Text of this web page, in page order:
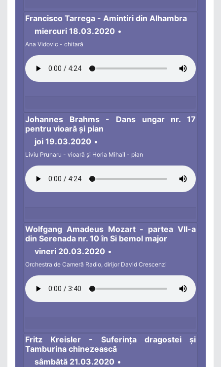
Francisco Tarrega - Amintiri din Alhambra
miercuri 18.03.2020 •
Ana Vidovic - chitară
Johannes Brahms - Dans ungar nr. 17
pentru vioară și pian
joi 19.03.2020 •
Liviu Prunaru - vioară și Horia Mihail - pian
Wolfgang Amadeus Mozart - partea VII-a
din Serenada nr. 10 în Si bemol major
vineri 20.03.2020 •
Orchestra de Cameră Radio, dirijor David Crescenzi
Fritz Kreisler - Suferința dragostei și
Tamburina chinezească
sâmbătă 21.03.2020 •